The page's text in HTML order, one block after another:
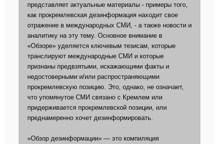
представляет актуальные материалы - примеры того,
как прокремлевская дезинформация находит свое
отражение в международных СМИ, - а также новости и
аналитику на эту тему. Основное внимание в
«Обзоре» уделяется ключевым тезисам, которые
транслируют международные СМИ и которые
признаны предвзятыми, искажающими факты и
недостоверными и/или распространяющими
прокремлевскую позицию. Это, однако, не означает,
что упомянутое СМИ связано с Кремлем или
придерживается прокремлевской позиции, или
преднамеренно хочет дезинформировать.
«Обзор дезинформации» — это компиляция